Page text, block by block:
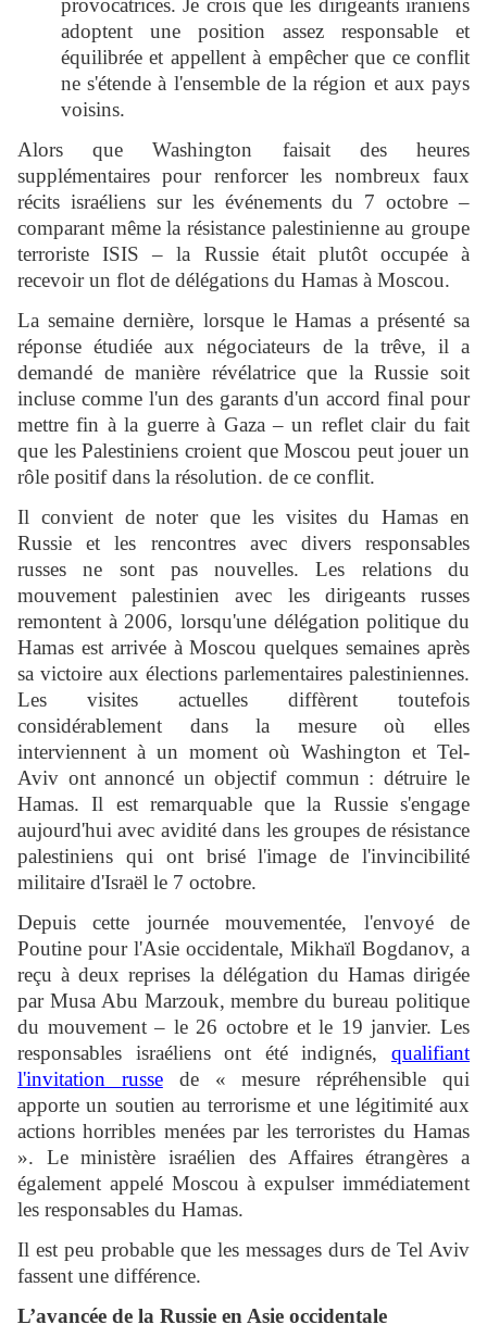
provocatrices. Je crois que les dirigeants iraniens
adoptent une position assez responsable et
équilibrée et appellent à empêcher que ce conflit
ne s'étende à l'ensemble de la région et aux pays
voisins.
Alors que Washington faisait des heures
supplémentaires pour renforcer les nombreux faux
récits israéliens sur les événements du 7 octobre –
comparant même la résistance palestinienne au groupe
terroriste ISIS – la Russie était plutôt occupée à
recevoir un flot de délégations du Hamas à Moscou.
La semaine dernière, lorsque le Hamas a présenté sa
réponse étudiée aux négociateurs de la trêve, il a
demandé de manière révélatrice que la Russie soit
incluse comme l'un des garants d'un accord final pour
mettre fin à la guerre à Gaza – un reflet clair du fait
que les Palestiniens croient que Moscou peut jouer un
rôle positif dans la résolution. de ce conflit.
Il convient de noter que les visites du Hamas en
Russie et les rencontres avec divers responsables
russes ne sont pas nouvelles. Les relations du
mouvement palestinien avec les dirigeants russes
remontent à 2006, lorsqu'une délégation politique du
Hamas est arrivée à Moscou quelques semaines après
sa victoire aux élections parlementaires palestiniennes.
Les visites actuelles diffèrent toutefois
considérablement dans la mesure où elles
interviennent à un moment où Washington et Tel-
Aviv ont annoncé un objectif commun : détruire le
Hamas. Il est remarquable que la Russie s'engage
aujourd'hui avec avidité dans les groupes de résistance
palestiniens qui ont brisé l'image de l'invincibilité
militaire d'Israël le 7 octobre.
Depuis cette journée mouvementée, l'envoyé de
Poutine pour l'Asie occidentale, Mikhaïl Bogdanov, a
reçu à deux reprises la délégation du Hamas dirigée
par Musa Abu Marzouk, membre du bureau politique
du mouvement – ​​le 26 octobre et le 19 janvier. Les
responsables israéliens ont été indignés, qualifiant
l'invitation russede « mesure répréhensible qui
apporte un soutien au terrorisme et une légitimité aux
actions horribles menées par les terroristes du Hamas
». Le ministère israélien des Affaires étrangères a
également appelé Moscou à expulser immédiatement
les responsables du Hamas.
Il est peu probable que les messages durs de Tel Aviv
fassent une différence.
L’avancée de la Russie en Asie occidentale